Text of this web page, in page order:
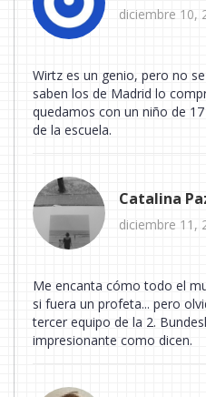
diciembre 10,
Wirtz es un genio, pero no
saben los de Madrid lo
quedamos con un niño de
de la escuela.
Catalina
diciembre 11,
Me encanta cómo todo el
si fuera un profeta... pero
tercer equipo de la 2.
impresionante como dicen.